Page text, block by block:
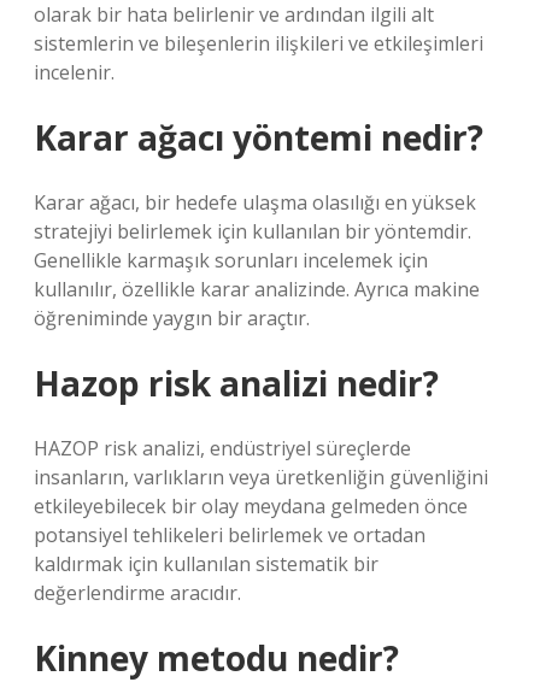
olarak bir hata belirlenir ve ardından ilgili alt
sistemlerin ve bileşenlerin ilişkileri ve etkileşimleri
incelenir.
Karar ağacı yöntemi nedir?
Karar ağacı, bir hedefe ulaşma olasılığı en yüksek
stratejiyi belirlemek için kullanılan bir yöntemdir.
Genellikle karmaşık sorunları incelemek için
kullanılır, özellikle karar analizinde. Ayrıca makine
öğreniminde yaygın bir araçtır.
Hazop risk analizi nedir?
HAZOP risk analizi, endüstriyel süreçlerde
insanların, varlıkların veya üretkenliğin güvenliğini
etkileyebilecek bir olay meydana gelmeden önce
potansiyel tehlikeleri belirlemek ve ortadan
kaldırmak için kullanılan sistematik bir
değerlendirme aracıdır.
Kinney metodu nedir?